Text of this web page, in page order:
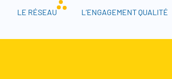
LE RÉSEAU L’ENGAGEMENT QUALITÉ